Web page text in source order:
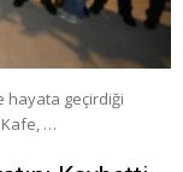
hayata geçirdiği
…